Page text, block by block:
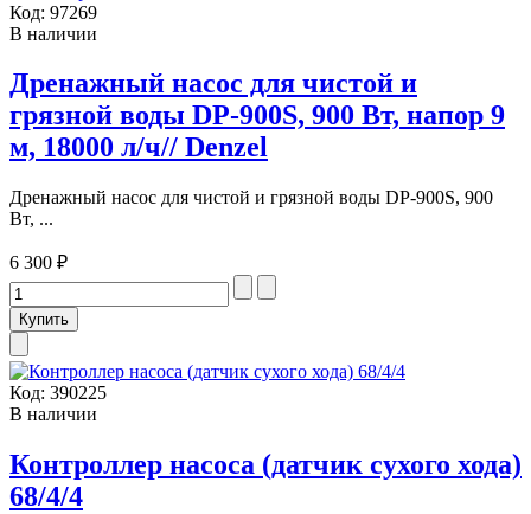
Код: 97269
В наличии
Дренажный насос для чистой и
грязной воды DP-900S, 900 Вт, напор 9
м, 18000 л/ч// Denzel
Дренажный насос для чистой и грязной воды DP-900S, 900
Вт, ...
6 300 ₽
Код: 390225
В наличии
Контроллер насоса (датчик сухого хода)
68/4/4